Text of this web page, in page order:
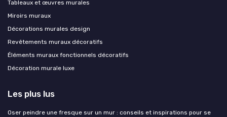
Tableaux et œuvres murales
Miroirs muraux
Décorations murales design
Revêtements muraux décoratifs
Éléments muraux fonctionnels décoratifs
Décoration murale luxe
Les plus lus
Oser peindre une fresque sur un mur : conseils et inspirations pour se